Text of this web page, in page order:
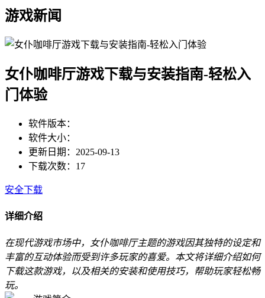
游戏新闻
女仆咖啡厅游戏下载与安装指南-轻松入
门体验
软件版本：
软件大小：
更新日期：2025-09-13
下载次数：17
安全下载
详细介绍
在现代游戏市场中，女仆咖啡厅主题的游戏因其独特的设定和
丰富的互动体验而受到许多玩家的喜爱。本文将详细介绍如何
下载这款游戏，以及相关的安装和使用技巧，帮助玩家轻松畅
玩。